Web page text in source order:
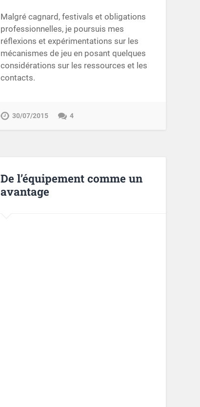
Malgré cagnard, festivals et obligations
professionnelles, je poursuis mes
réflexions et expérimentations sur les
mécanismes de jeu en posant quelques
considérations sur les ressources et les
contacts.
30/07/2015 4
De l’équipement comme un
avantage